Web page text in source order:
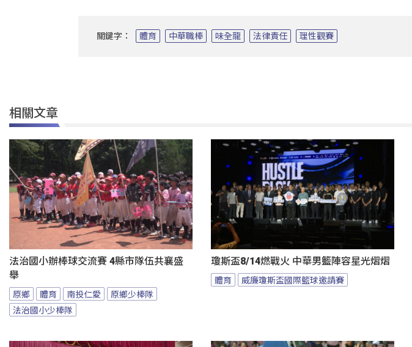
關鍵字： 體育 中華職棒 味全龍 法律責任 理性觀賽
相關文章
法治國小辦棒球交流賽 4縣市隊伍共襄盛
舉
原鄉 體育 南投仁愛
原鄉少棒隊
法治國小少棒隊
瓊斯盃8/14燃戰火 中華男籃陣容星光熠熠
體育 威廉瓊斯盃國際籃球邀請賽